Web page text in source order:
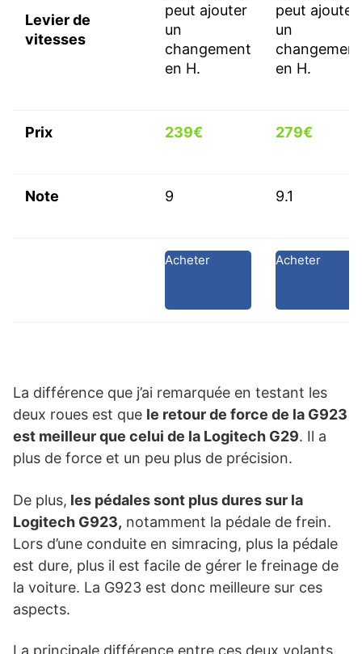
Levier de
vitesses
peut ajouter
un
changement
en H.
peut ajouter
un
changement
en H.
Prix 239€ 279€
Note 9 9.1
Acheter Acheter
La différence que j’ai remarquée en testant les
deux roues est que le retour de force de la G923
est meilleur que celui de la Logitech G29. Il a
plus de force et un peu plus de précision.
De plus, les pédales sont plus dures sur la
Logitech G923, notamment la pédale de frein.
Lors d’une conduite en simracing, plus la pédale
est dure, plus il est facile de gérer le freinage de
la voiture. La G923 est donc meilleure sur ces
aspects.
La principale différence entre ces deux volants,